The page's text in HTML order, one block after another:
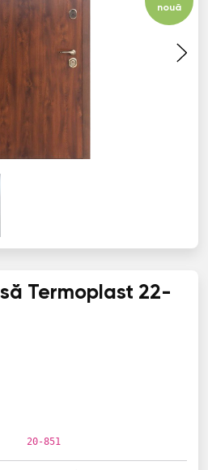
nouă
Termoplast 22-
20-851